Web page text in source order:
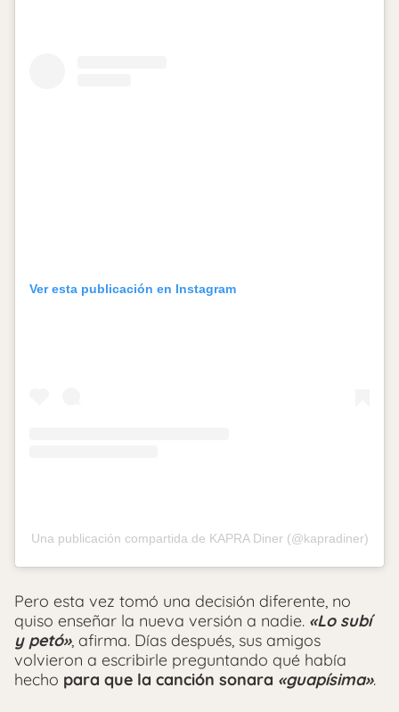
Ver esta publicación en Instagram
Una publicación compartida de KAPRA Diner (@kapradiner)
Pero esta vez tomó una decisión diferente, no
quiso enseñar la nueva versión a nadie. «Lo subí
y petó», afirma. Días después, sus amigos
volvieron a escribirle preguntando qué había
hecho para que la canción sonara «guapísima».